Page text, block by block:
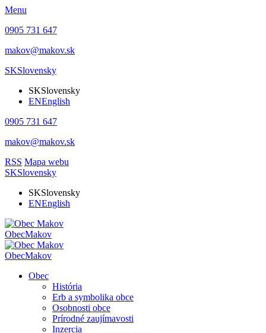
Menu
0905 731 647
makov@makov.sk
SKSlovensky
SKSlovensky
ENEnglish
0905 731 647
makov@makov.sk
RSS Mapa webu
SKSlovensky
SKSlovensky
ENEnglish
ObecMakov
ObecMakov
Obec
História
Erb a symbolika obce
Osobnosti obce
Prírodné zaujímavosti
Inzercia